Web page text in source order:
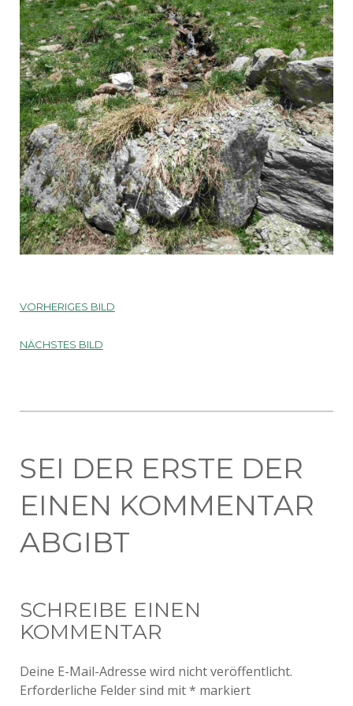
VORHERIGES BILD
NÄCHSTES BILD
SEI DER ERSTE DER
EINEN KOMMENTAR
ABGIBT
SCHREIBE EINEN
KOMMENTAR
Deine E-Mail-Adresse wird nicht veröffentlicht.
Erforderliche Felder sind mit* markiert